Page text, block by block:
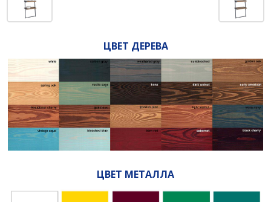
ЦВЕТ ДЕРЕВА
ЦВЕТ МЕТАЛЛА